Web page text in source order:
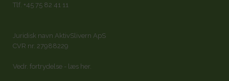
Tlf. +45 75 82 41 11
Juridisk navn AktivSlivern ApS
CVR nr. 27988229
Vedr. fortrydelse - læs her